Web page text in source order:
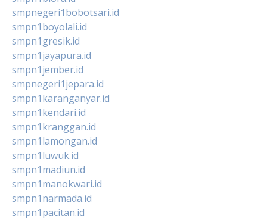
smpnegeri1bobotsari.id
smpn1boyolali.id
smpn1gresik.id
smpn1jayapura.id
smpn1jember.id
smpnegeri1jepara.id
smpn1karanganyar.id
smpn1kendari.id
smpn1kranggan.id
smpn1lamongan.id
smpn1luwuk.id
smpn1madiun.id
smpn1manokwari.id
smpn1narmada.id
smpn1pacitan.id